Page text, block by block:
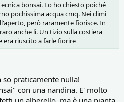
bonsai. Lo ho chiesto poiché
pochissima acqua cmq. Nei climi
però raramente fiorisce. In
anche lì. Un tizio sulla costiera
era riuscito a farle fiorire
so praticamente nulla!
con una nandina. E' molto
un alberello, ma è una pianta